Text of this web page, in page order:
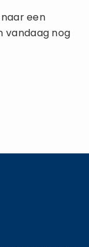
een
vandaag nog